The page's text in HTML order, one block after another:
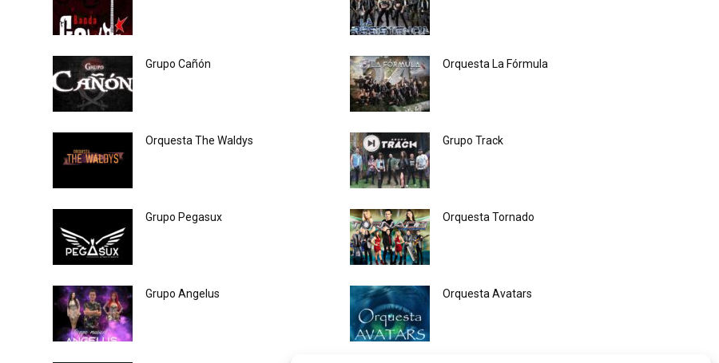
Grupo Cañón Orquesta La Fórmula
Orquesta The Waldys Grupo Track
Grupo Pegasux Orquesta Tornado
Grupo Angelus Orquesta Avatars